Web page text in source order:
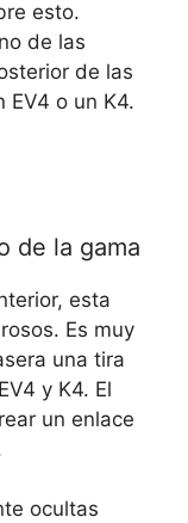
esto.
de las
de las
EV4 o un K4.
de la gama
esta
. Es muy
una tira
y K4. El
un enlace
ocultas